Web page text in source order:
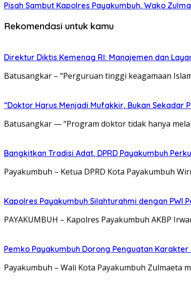
Pisah Sambut Kapolres Payakumbuh, Wako
Rekomendasi untuk kamu
Direktur Diktis Kemenag RI: Manajemen dan
Batusangkar – “Perguruan tinggi keagamaan
“Doktor Harus Menjadi Mufakkir, Bukan Sekadar
Batusangkar — “Program doktor tidak hanya
Bangkitkan Tradisi Adat, DPRD Payakumbuh
Payakumbuh – Ketua DPRD Kota Payakumbuh
Kapolres Payakumbuh Silahturahmi dengan PWI
PAYAKUMBUH – Kapolres Payakumbuh AKBP
Pemko Payakumbuh Dorong Penguatan
Payakumbuh – Wali Kota Payakumbuh Zulmaeta